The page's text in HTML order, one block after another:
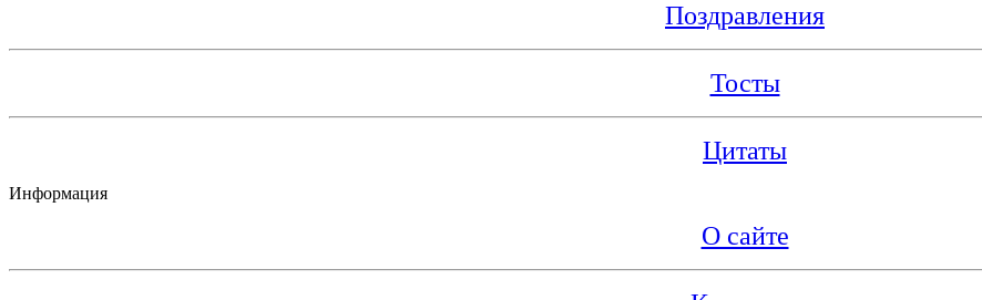
Поздравления
Тосты
Цитаты
Информация
О сайте